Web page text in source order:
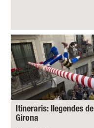
Itineraris: llegendes de
Girona